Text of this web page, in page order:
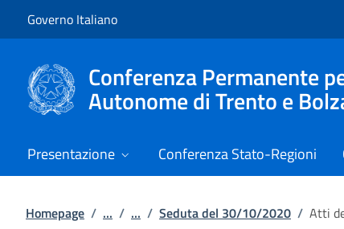
Governo Italiano
Conferenza Permanente
Autonome di Trento e
Presentazione Conferenza Stato-Regioni
Homepage / ... / ... / Seduta del 30/10/2020 / Atti